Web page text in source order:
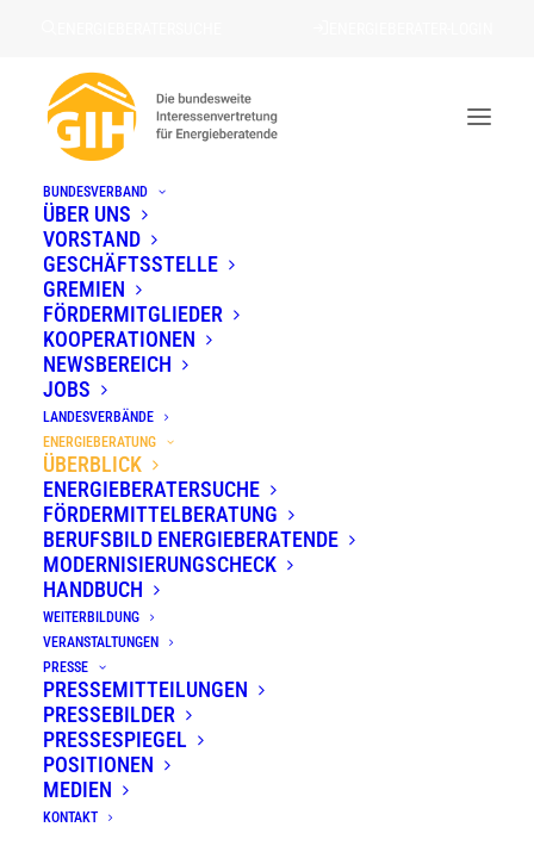
BUNDESVERBAND
ÜBER UNS
VORSTAND
GESCHÄFTSSTELLE
GREMIEN
FÖRDERMITGLIEDER
KOOPERATIONEN
NEWSBEREICH
JOBS
LANDESVERBÄNDE
ENERGIEBERATUNG
ÜBERBLICK
ENERGIEBERATERSUCHE
FÖRDERMITTEL­BERATUNG
BERUFSBILD ENERGIEBERATENDE
MODERNISIERUNGSCHECK
HANDBUCH
WEITERBILDUNG
VERANSTALTUNGEN
PRESSE
PRESSEMITTEILUNGEN
PRESSEBILDER
PRESSESPIEGEL
POSITIONEN
MEDIEN
KONTAKT
Energieberatung
STARTSEITE»ENERGIEBERATUNG
Was ist Energieberatung und
warum ist sie wichtig?
Energieberatung ist ein entscheidender
Schritt bei der Planung, Modernisierung
und dem Neubau von Gebäuden.
Energieberater helfen dabei, die Energieeffizienz
zu maximieren, Kosten zu senken und
Fördermöglichkeiten optimal zu nutzen. Sie
unterstützen bei der Auswahl von Heizanlagen,